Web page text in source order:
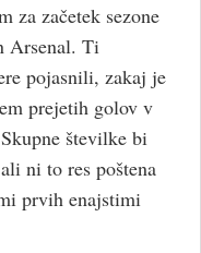
za začetek sezone
Arsenal. Ti
pojasnili, zakaj je
prejetih golov v
številke bi
ni to res poštena
prvih enajstimi